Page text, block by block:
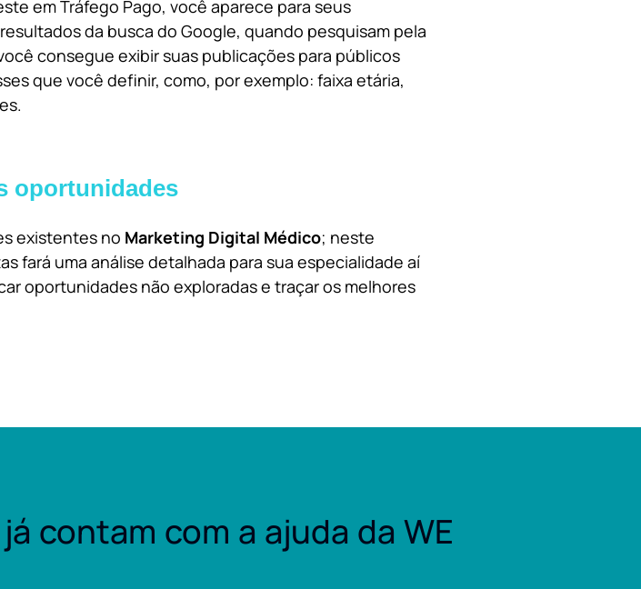
em Tráfego Pago, você aparece para seus
da busca do Google, quando pesquisam pela
consegue exibir suas publicações para públicos
que você definir, como, por exemplo: faixa etária,
oportunidades
existentes no Marketing Digital Médico; neste
fará uma análise detalhada para sua especialidade aí
oportunidades não exploradas e traçar os melhores
contam com a ajuda da WE